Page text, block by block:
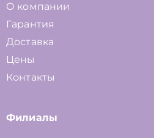
О компании
Гарантия
Доставка
Цены
Контакты
Филиалы